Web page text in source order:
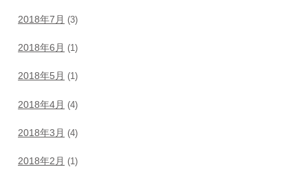
2018年7月 (3)
2018年6月 (1)
2018年5月 (1)
2018年4月 (4)
2018年3月 (4)
2018年2月 (1)